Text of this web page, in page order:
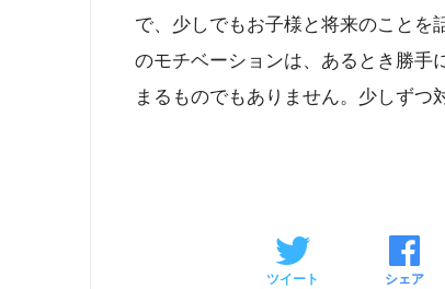
で、少しでもお子様と将来のことを
のモチベーションは、あるとき勝手
まるものでもありません。少しずつ
ツイート シェア